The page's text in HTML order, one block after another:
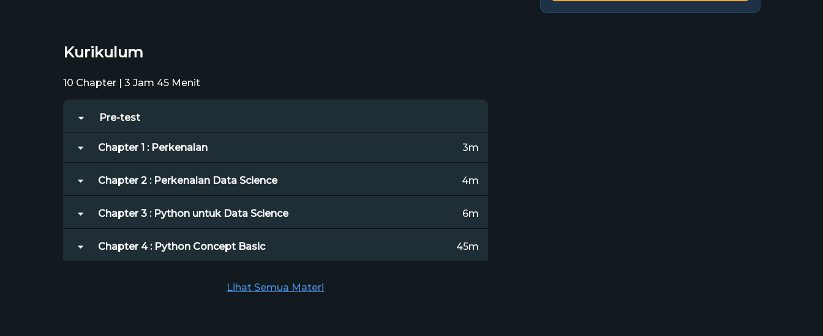
Kurikulum
10 Chapter | 3 Jam 45 Menit
Pre-test
Chapter 1 : Perkenalan 3m
Chapter 2 : Perkenalan Data Science 4m
Chapter 3 : Python untuk Data Science 6m
Chapter 4 : Python Concept Basic 45m
Lihat Semua Materi